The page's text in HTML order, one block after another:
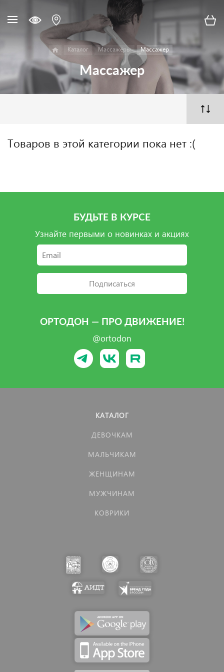
Каталог Массажёры Массажер
Массажер
Товаров в этой категории пока нет :(
БУДЬТЕ В КУРСЕ
Узнайте первыми о новинках и акциях
Подписаться
ОРТОДОН — ПРО ДВИЖЕНИЕ!
@ortodon
КАТАЛОГ
ДЕВОЧКАМ
МАЛЬЧИКАМ
ЖЕНЩИНАМ
МУЖЧИНАМ
КОВРИКИ